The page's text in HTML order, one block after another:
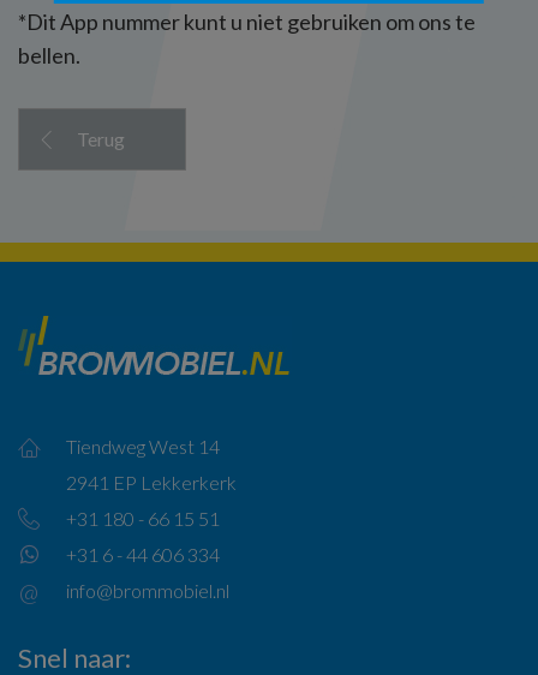
*Dit App nummer kunt u niet gebruiken om ons te
bellen.
Terug
Tiendweg West 14
2941 EP Lekkerkerk
+31 180 - 66 15 51
+31 6 - 44 606 334
info@brommobiel.nl
Snel naar